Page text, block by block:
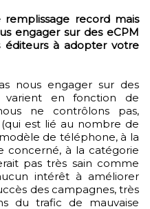
record mais
engager sur des eCPM
éditeurs à adopter votre
nous engager sur des
varient en fonction de
ne contrôlons pas,
est lié au nombre de
de téléphone, à la
concerné, à la catégorie
pas très sain comme
intérêt à améliorer
des campagnes, très
du trafic de mauvaise